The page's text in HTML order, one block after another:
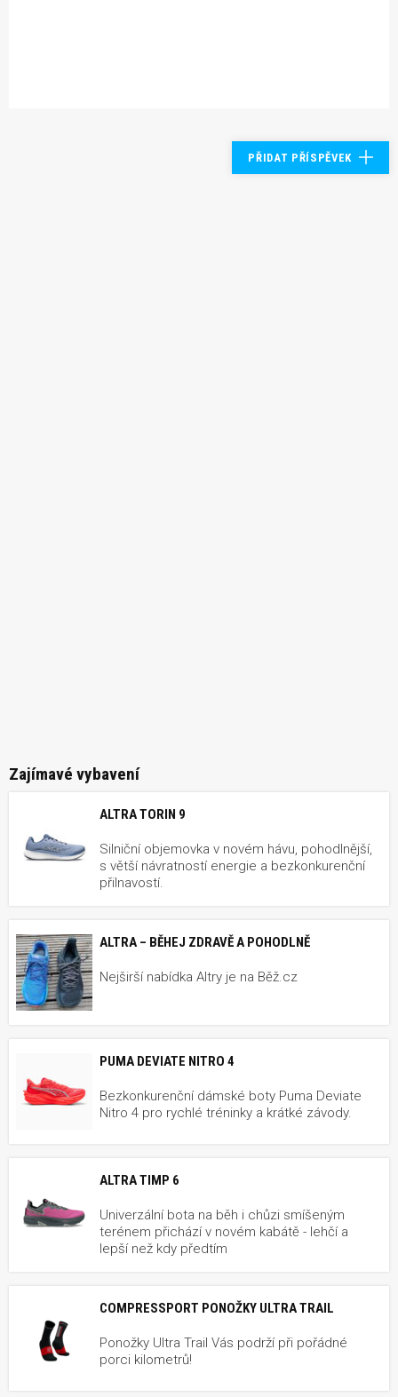
PŘIDAT PŘÍSPĚVEK
Zajímavé vybavení
ALTRA TORIN 9
Silniční objemovka v novém hávu, pohodlnější,
s větší návratností energie a bezkonkurenční
přilnavostí.
ALTRA – BĚHEJ ZDRAVĚ A POHODLNĚ
Nejširší nabídka Altry je na Běž.cz
PUMA DEVIATE NITRO 4
Bezkonkurenční dámské boty Puma Deviate
Nitro 4 pro rychlé tréninky a krátké závody.
ALTRA TIMP 6
Univerzální bota na běh i chůzi smíšeným
terénem přichází v novém kabátě - lehčí a
lepší než kdy předtím
COMPRESSPORT PONOŽKY ULTRA TRAIL
Ponožky Ultra Trail Vás podrží při pořádné
porci kilometrů!